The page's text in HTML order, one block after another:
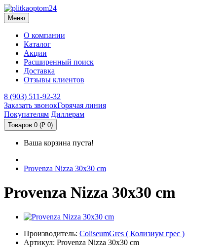
Меню
О компании
Каталог
Акции
Расширенный поиск
Доставка
Отзывы клиентов
8 (903) 511-92-32
Заказать звонокГорячая линия
Покупателям Диллерам
Товаров 0 (₽ 0)
Ваша корзина пуста!
Provenza Nizza 30x30 cm
Provenza Nizza 30x30 cm
Производитель: ColiseumGres ( Колизиум грес )
Артикул: Provenza Nizza 30x30 cm